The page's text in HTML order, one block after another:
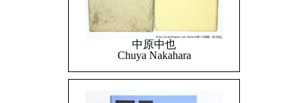
中原中也
Chuya Nakahara